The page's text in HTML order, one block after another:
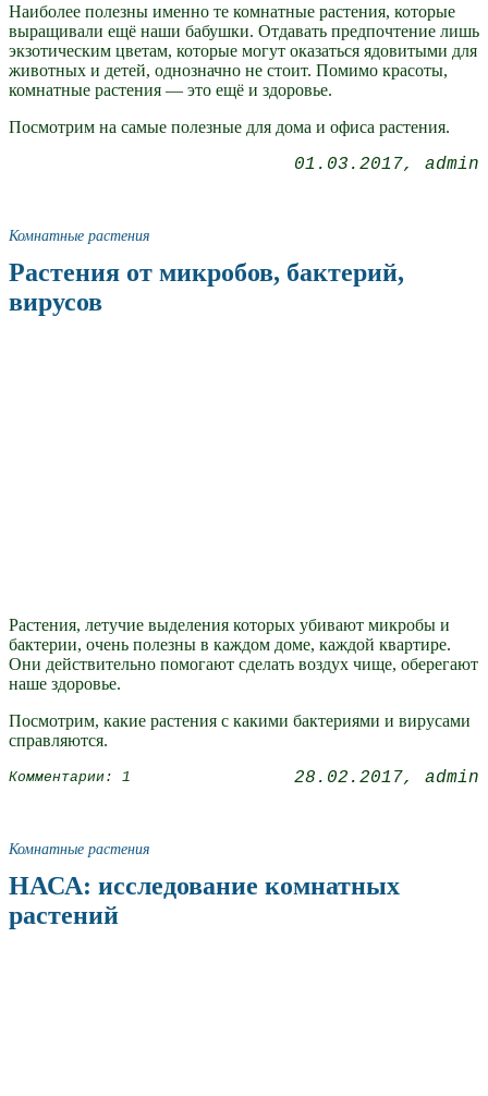
Наиболее полезны именно те комнатные растения, которые
выращивали ещё наши бабушки. Отдавать предпочтение лишь
экзотическим цветам, которые могут оказаться ядовитыми для
животных и детей, однозначно не стоит. Помимо красоты,
комнатные растения — это ещё и здоровье.
Посмотрим на самые полезные для дома и офиса растения.
01.03.2017 admin
Комнатные растения
Растения от микробов, бактерий,
вирусов
Растения, летучие выделения которых убивают микробы и
бактерии, очень полезны в каждом доме, каждой квартире.
Они действительно помогают сделать воздух чище, оберегают
наше здоровье.
Посмотрим, какие растения с какими бактериями и вирусами
справляются.
Комментарии: 1 28.02.2017 admin
Комнатные растения
НАСА: исследование комнатных
растений